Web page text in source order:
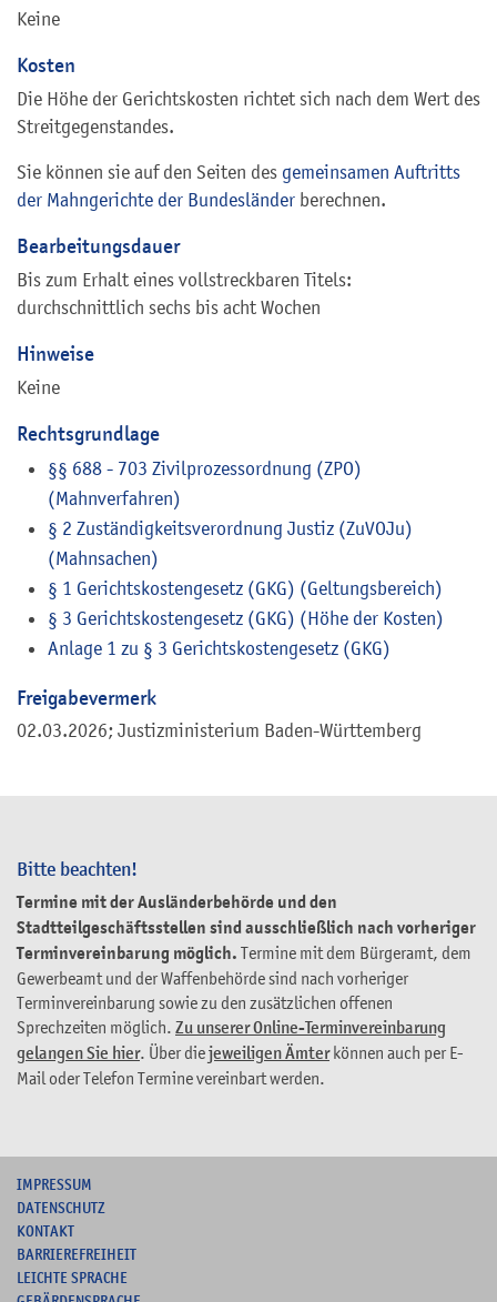
Bitte beachten!
Termine mit der Ausländerbehörde und den
Stadtteilgeschäftsstellen sind ausschließlich nach vorheriger
Terminvereinbarung möglich. Termine mit dem Bürgeramt, dem
Gewerbeamt und der Waffenbehörde sind nach vorheriger
Terminvereinbarung sowie zu den zusätzlichen offenen
Sprechzeiten möglich. Zu unserer Online-Terminvereinbarung
gelangen Sie hier. Über diejeweiligen Ämterkönnen auch per E-
Mail oder Telefon Termine vereinbart werden.
Keine
Kosten
Die Höhe der Gerichtskosten richtet sich nach dem Wert des
Streitgegenstandes.
Sie können sie auf den Seiten des gemeinsamen Auftritts
der Mahngerichte der Bundesländer berechnen.
Bearbeitungsdauer
Bis zum Erhalt eines vollstreckbaren Titels:
durchschnittlich sechs bis acht Wochen
Hinweise
Keine
Rechtsgrundlage
§§ 688 - 703 Zivilprozessordnung (ZPO)
(Mahnverfahren)
§ 2 Zuständigkeitsverordnung Justiz (ZuVOJu)
(Mahnsachen)
§ 1 Gerichtskostengesetz (GKG) (Geltungsbereich)
§ 3 Gerichtskostengesetz (GKG) (Höhe der Kosten)
Anlage 1 zu § 3 Gerichtskostengesetz (GKG)
Freigabevermerk
02.03.2026; Justizministerium Baden-Württemberg
IMPRESSUM
DATENSCHUTZ
KONTAKT
BARRIEREFREIHEIT
LEICHTE SPRACHE